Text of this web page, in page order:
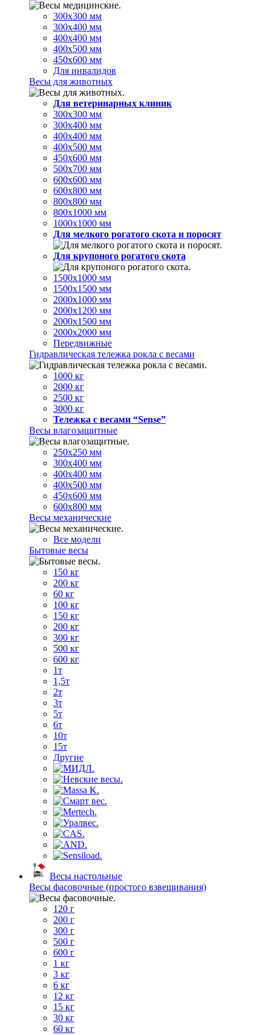
300х300 мм
300х400 мм
400х400 мм
400х500 мм
450х600 мм
Для инвалидов
Весы для животных
Для ветеринарных клиник
300х300 мм
300х400 мм
400х400 мм
400х500 мм
450х600 мм
500х700 мм
600х600 мм
600х800 мм
800х800 мм
800х1000 мм
1000х1000 мм
Для мелкого рогатого скота и поросят
Для крупоного рогатого скота
1500х1000 мм
1500х1500 мм
2000х1000 мм
2000х1200 мм
2000х1500 мм
2000х2000 мм
Передвижные
Гидравлическая тележка рокла с весами
1000 кг
2000 кг
2500 кг
3000 кг
Тележка с весами “Sense”
Весы влагозащитные
250х250 мм
300х400 мм
400х400 мм
400х500 мм
450х600 мм
600х800 мм
Весы механические
Все модели
Бытовые весы
150 кг
200 кг
60 кг
100 кг
150 кг
200 кг
300 кг
500 кг
600 кг
1т
1,5т
2т
3т
5т
6т
10т
15т
Другие
Весы настольные
Весы фасовочные (простого взвешивания)
120 г
200 г
300 г
500 г
600 г
1 кг
3 кг
6 кг
12 кг
15 кг
30 кг
60 кг